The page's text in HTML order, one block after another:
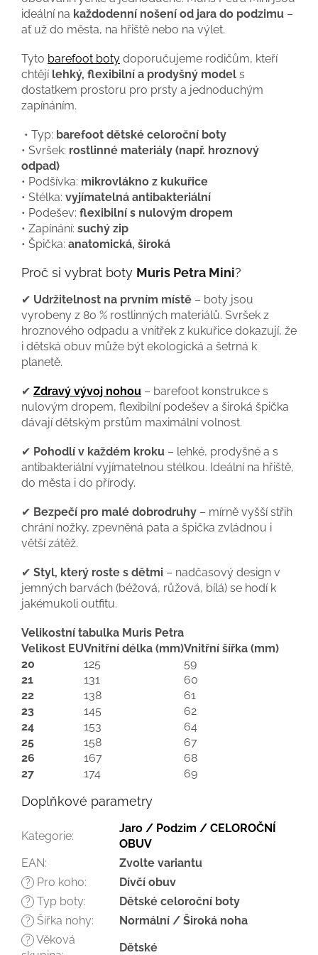
ideální na každodenní nošení od jara do podzimu –
ať už do města, na hřiště nebo na výlet.
Tyto barefoot boty doporučujeme rodičům, kteří
chtějí lehký, flexibilní a prodyšný model s
dostatkem prostoru pro prsty a jednoduchým
zapínáním.
• Typ: barefoot dětské celoroční boty
• Svršek: rostlinné materiály (např. hroznový
odpad)
• Podšívka: mikrovlákno z kukuřice
• Stélka: vyjímatelná antibakteriální
• Podešev: flexibilní s nulovým dropem
• Zapínání: suchý zip
• Špička: anatomická, široká
Proč si vybrat boty Muris Petra Mini?
✔ Udržitelnost na prvním místě – boty jsou
vyrobeny z 80 % rostlinných materiálů. Svršek z
hroznového odpadu a vnitřek z kukuřice dokazují, že
i dětská obuv může být ekologická a šetrná k
planetě.
✔ Zdravý vývoj nohou – barefoot konstrukce s
nulovým dropem, flexibilní podešev a široká špička
dávají dětským prstům maximální volnost.
✔ Pohodlí v každém kroku – lehké, prodyšné a s
antibakteriální vyjímatelnou stélkou. Ideální na hřiště,
do města i do přírody.
✔ Bezpečí pro malé dobrodruhy – mírně vyšší střih
chrání nožky, zpevněná pata a špička zvládnou i
větší zátěž.
✔ Styl, který roste s dětmi – nadčasový design v
jemných barvách (béžová, růžová, bílá) se hodí k
jakémukoli outfitu.
Velikostní tabulka Muris Petra
Velikost EUVnitřní délka (mm)Vnitřní šířka (mm)
20
125
59
21
131
60
22
138
61
23
145
62
24
153
64
25
158
67
26
167
68
27
174 69
Doplňkové parametry
Kategorie:
Jaro / Podzim / CELOROČNÍ
OBUV
EAN: Zvolte variantu
? Pro koho: Dívčí obuv
? Typ boty: Dětské celoroční boty
? Šířka nohy: Normální / Široká noha
? Věková
Dětské